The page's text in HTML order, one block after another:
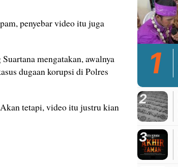
penyebar video itu juga
mengatakan, awalnya
dugaan korupsi di Polres
tetapi, video itu justru kian